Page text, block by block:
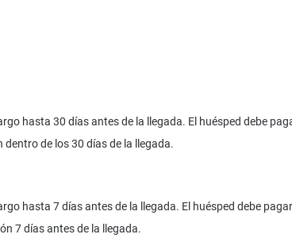
hasta 30 días antes de la llegada. El huésped debe
de los 30 días de la llegada.
hasta 7 días antes de la llegada. El huésped debe
7 días antes de la llegada.